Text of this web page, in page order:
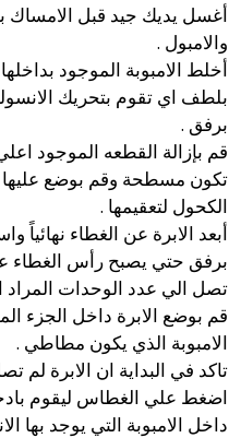
أغسل يديك جيد قبل الامساك
والامبول .
أخلط الامبوبة الموجود
بلطف اي تقوم بتحريك
برفق .
قم بإزالة القطعه الموجود اعلي
تكون مسطحة وقم بوضع عليها
الكحول لتعقيمها .
أبعد الابرة عن الغطاء نهائياً
برفق حتي يصبح رأس الغطاء
تصل الي عدد الوحدات المراد
قم بوضع الابرة داخل الجزء
الامبوبة الذي يكون مطاطي .
تاكد في البداية ان الابرة لم
اضغط علي الغطاس ليقوم
داخل الامبوبة التي يوجد بها